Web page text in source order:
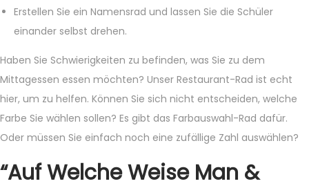
Erstellen Sie ein Namensrad und lassen Sie die Schüler
einander selbst drehen.
Haben Sie Schwierigkeiten zu befinden, was Sie zu dem
Mittagessen essen möchten? Unser Restaurant-Rad ist echt
hier, um zu helfen. Können Sie sich nicht entscheiden, welche
Farbe Sie wählen sollen? Es gibt das Farbauswahl-Rad dafür.
Oder müssen Sie einfach noch eine zufällige Zahl auswählen?
“Auf Welche Weise Man &